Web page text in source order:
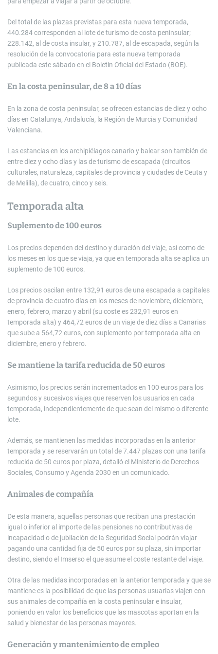
Del total de las plazas previstas para esta nueva temporada,
440.284 corresponden al lote de turismo de costa peninsular;
228.142, al de costa insular, y 210.787, al de escapada, según la
resolución de la convocatoria para esta nueva temporada
publicada este sábado en el Boletín Oficial del Estado (BOE).
En la costa peninsular, de 8 a 10 días
En la zona de costa peninsular, se ofrecen estancias de diez y ocho
días en Catalunya, Andalucía, la Región de Murcia y Comunidad
Valenciana.
Las estancias en los archipiélagos canario y balear son también de
entre diez y ocho días y las de turismo de escapada (circuitos
culturales, naturaleza, capitales de provincia y ciudades de Ceuta y
de Melilla), de cuatro, cinco y seis.
Temporada alta
Suplemento de 100 euros
Los precios dependen del destino y duración del viaje, así como de
los meses en los que se viaja, ya que en temporada alta se aplica un
suplemento de 100 euros.
Los precios oscilan entre 132,91 euros de una escapada a capitales
de provincia de cuatro días en los meses de noviembre, diciembre,
enero, febrero, marzo y abril (su coste es 232,91 euros en
temporada alta) y 464,72 euros de un viaje de diez días a Canarias
que sube a 564,72 euros, con suplemento por temporada alta en
diciembre, enero y febrero.
Se mantiene la tarifa reducida de 50 euros
Asimismo, los precios serán incrementados en 100 euros para los
segundos y sucesivos viajes que reserven los usuarios en cada
temporada, independientemente de que sean del mismo o diferente
lote.
Además, se mantienen las medidas incorporadas en la anterior
temporada y se reservarán un total de 7.447 plazas con una tarifa
reducida de 50 euros por plaza, detalló el Ministerio de Derechos
Sociales, Consumo y Agenda 2030 en un comunicado.
Animales de compañía
De esta manera, aquellas personas que reciban una prestación
igual o inferior al importe de las pensiones no contributivas de
incapacidad o de jubilación de la Seguridad Social podrán viajar
pagando una cantidad fija de 50 euros por su plaza, sin importar
destino, siendo el Imserso el que asume el coste restante del viaje.
Otra de las medidas incorporadas en la anterior temporada y que se
mantiene es la posibilidad de que las personas usuarias viajen con
sus animales de compañía en la costa peninsular e insular,
poniendo en valor los beneficios que las mascotas aportan en la
salud y bienestar de las personas mayores.
Generación y mantenimiento de empleo